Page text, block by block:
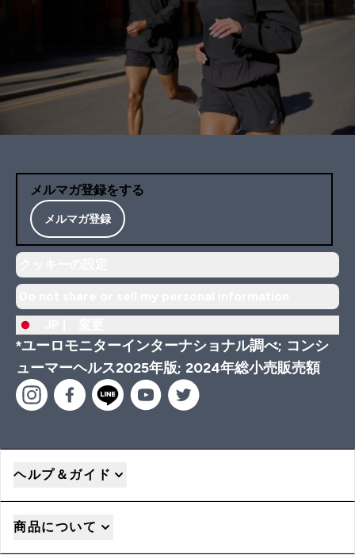
メルマガ登録をする
メルマガ登録
*ユーロモニターインターナショナル調べ; コンシ
ューマーヘルス2025年版; 2024年総小売販売額
ヘルプ＆ガイド
商品について